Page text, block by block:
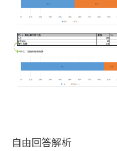
自由回答解析